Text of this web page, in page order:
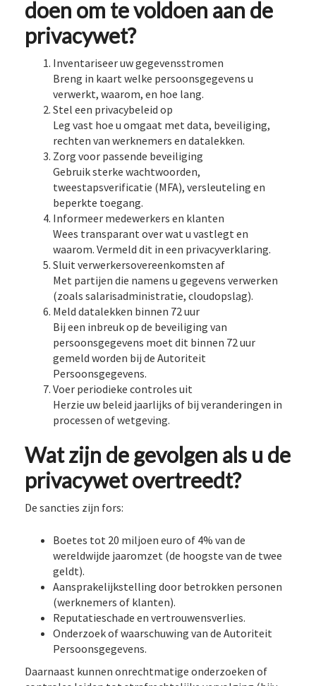
doen om te voldoen aan de
privacywet?
Inventariseer uw gegevensstromen
Breng in kaart welke persoonsgegevens u
verwerkt, waarom, en hoe lang.
Stel een privacybeleid op
Leg vast hoe u omgaat met data, beveiliging,
rechten van werknemers en datalekken.
Zorg voor passende beveiliging
Gebruik sterke wachtwoorden,
tweestapsverificatie (MFA), versleuteling en
beperkte toegang.
Informeer medewerkers en klanten
Wees transparant over wat u vastlegt en
waarom. Vermeld dit in een privacyverklaring.
Sluit verwerkersovereenkomsten af
Met partijen die namens u gegevens verwerken
(zoals salarisadministratie, cloudopslag).
Meld datalekken binnen 72 uur
Bij een inbreuk op de beveiliging van
persoonsgegevens moet dit binnen 72 uur
gemeld worden bij de Autoriteit
Persoonsgegevens.
Voer periodieke controles uit
Herzie uw beleid jaarlijks of bij veranderingen in
processen of wetgeving.
Wat zijn de gevolgen als u de
privacywet overtreedt?
De sancties zijn fors:
Boetes tot 20 miljoen euro of 4% van de
wereldwijde jaaromzet (de hoogste van de twee
geldt).
Aansprakelijkstelling door betrokken personen
(werknemers of klanten).
Reputatieschade en vertrouwensverlies.
Onderzoek of waarschuwing van de Autoriteit
Persoonsgegevens.
Daarnaast kunnen onrechtmatige onderzoeken of